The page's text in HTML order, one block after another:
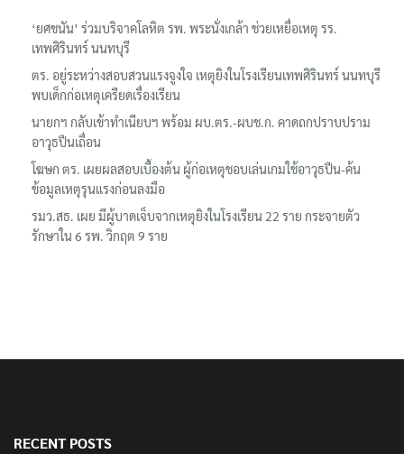
‘ยศชนัน’ ร่วมบริจาคโลหิต รพ. พระนั่งเกล้า ช่วยเหยื่อเหตุ รร.
เทพศิรินทร์ นนทบุรี
ตร. อยู่ระหว่างสอบสวนแรงจูงใจ เหตุยิงในโรงเรียนเทพศิรินทร์ นนทบุรี
พบเด็กก่อเหตุเครียดเรื่องเรียน
นายกฯ กลับเข้าทำเนียบฯ พร้อม ผบ.ตร.-ผบช.ก. คาดถกปราบปราม
อาวุธปืนเถื่อน
โฆษก ตร. เผยผลสอบเบื้องต้น ผู้ก่อเหตุชอบเล่นเกมใช้อาวุธปืน-ค้น
ข้อมูลเหตุรุนแรงก่อนลงมือ
รมว.สธ. เผย มีผู้บาดเจ็บจากเหตุยิงในโรงเรียน 22 ราย กระจายตัว
รักษาใน 6 รพ. วิกฤต 9 ราย
RECENT POSTS